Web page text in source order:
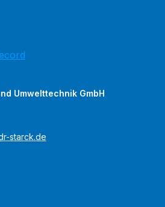
Umwelttechnik GmbH
starck.de